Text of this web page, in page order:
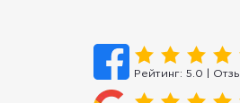
Рейтинг: 5.0 |